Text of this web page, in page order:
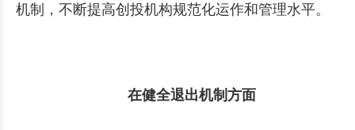
机制，不断提高创投机构规范化运作和管理水平。
在健全退出机制方面